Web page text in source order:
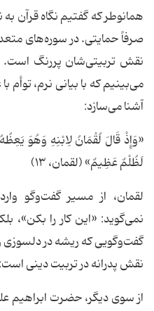
همانوطر که گفتیم نگاه قرآن
صرفاً حمایتی. در سوره‌های
نقش تربیتی‌شان پررنگ است.
می‌بینیم که با بیانی نرم، توأم
آشنا می‌سازد:
«وَإِذْ قَالَ لُقْمَانُ لِابْنِهِ وَهُوَ
لَظُلْمٌ عَظِیمٌ» (لقمان، ۱۳)
لقمان، از مسیر گفت‌وگو
نمی‌گوید: «این کار را بکن»،
گفت‌وگویی که ریشه در دلسوزی
نقش پدرانه در تربیت دینی است:
از سوی دیگر، حضرت ابراهیم